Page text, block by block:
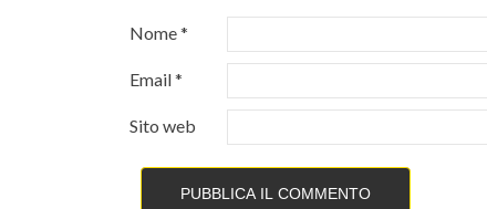
Nome*
Email*
Sito web